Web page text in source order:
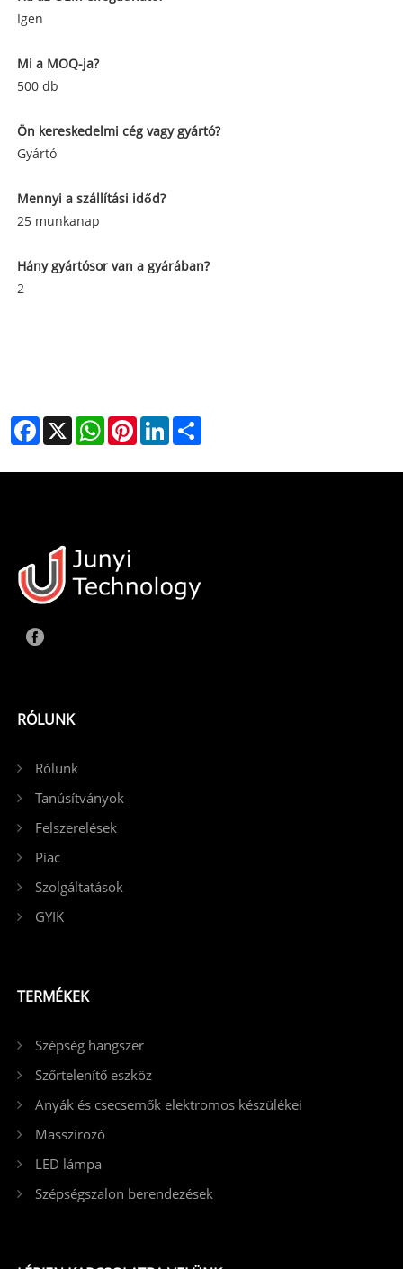
Igen
Mi a MOQ-ja?
500 db
Ön kereskedelmi cég vagy gyártó?
Gyártó
Mennyi a szállítási időd?
25 munkanap
Hány gyártósor van a gyárában?
2
Facebook
X WhatsAppPinterestLinkedIn
RÓLUNK
Rólunk
Tanúsítványok
Felszerelések
Piac
Szolgáltatások
GYIK
TERMÉKEK
Szépség hangszer
Szőrtelenítő eszköz
Anyák és csecsemők elektromos készülékei
Masszírozó
LED lámpa
Szépségszalon berendezések